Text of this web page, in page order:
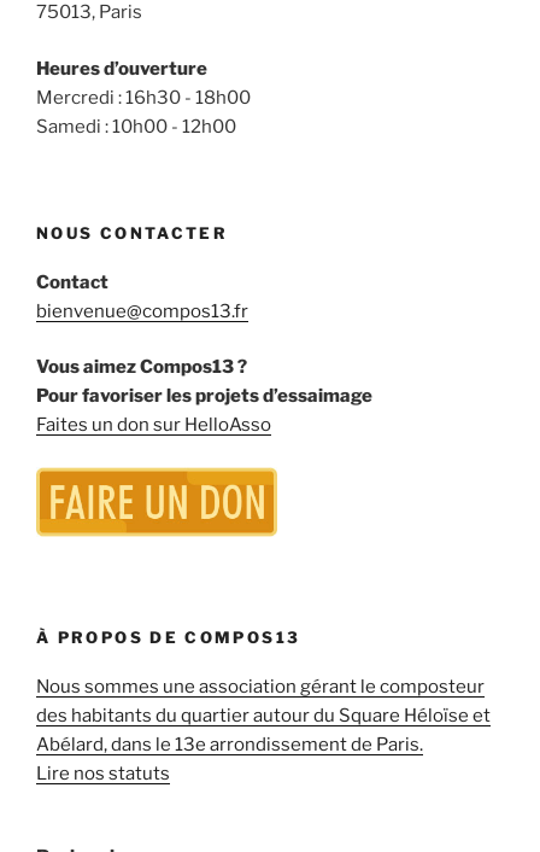
75013, Paris
Heures d’ouverture
Mercredi : 16h30 - 18h00
Samedi : 10h00 - 12h00
NOUS CONTACTER
Contact
bienvenue@compos13.fr
Vous aimez Compos13 ?
Pour favoriser les projets d’essaimage
Faites un don sur HelloAsso
À PROPOS DE COMPOS13
Nous sommes une association gérant le composteur
des habitants du quartier autour du Square Héloïse et
Abélard, dans le 13e arrondissement de Paris.
Lire nos statuts